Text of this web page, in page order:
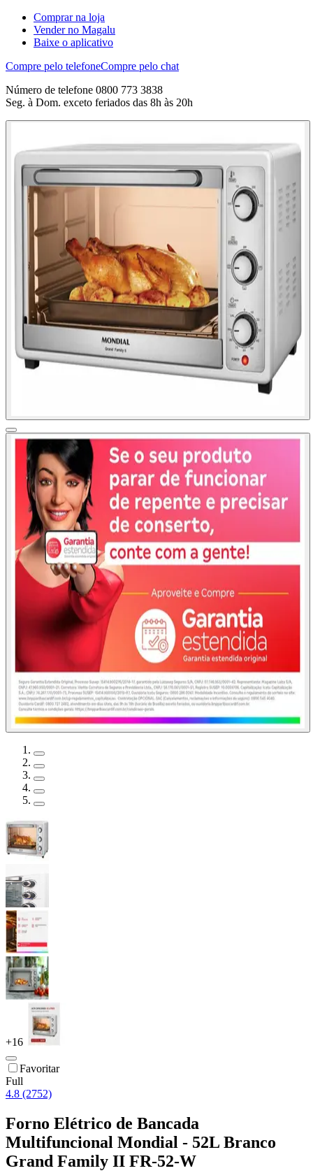
Comprar na loja
Vender no Magalu
Baixe o aplicativo
Compre pelo telefoneCompre pelo chat
Número de telefone 0800 773 3838
Seg. à Dom. exceto feriados das 8h às 20h
+16
Favoritar
Full
4.8 (2752)
Forno Elétrico de Bancada
Multifuncional Mondial - 52L Branco
Grand Family II FR-52-W